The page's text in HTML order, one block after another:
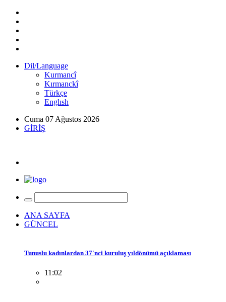
Dil/Language
Kurmancî
Kırmanckî
Türkçe
Englısh
Cuma 07 Ağustos 2026
GİRİŞ
ANA SAYFA
GÜNCEL
Tunuslu kadınlardan 37'nci kuruluş yıldönümü açıklaması
11:02